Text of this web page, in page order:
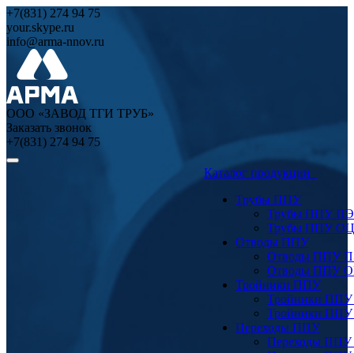
+7(831) 274 94 75
your.skype.ru
info@arma-nnov.ru
ООО «ЗАВОД ТГИ ТРУБ»
Заказать звонок
+7(831) 274 94 75
Каталог продукции
Трубы ППУ
Трубы ППУ ПЭ
Трубы ППУ ОЦ
Отводы ППУ
Отводы ППУ
Отводы ППУ
Тройники ППУ
Тройники
Тройники
Переходы ППУ
Переходы